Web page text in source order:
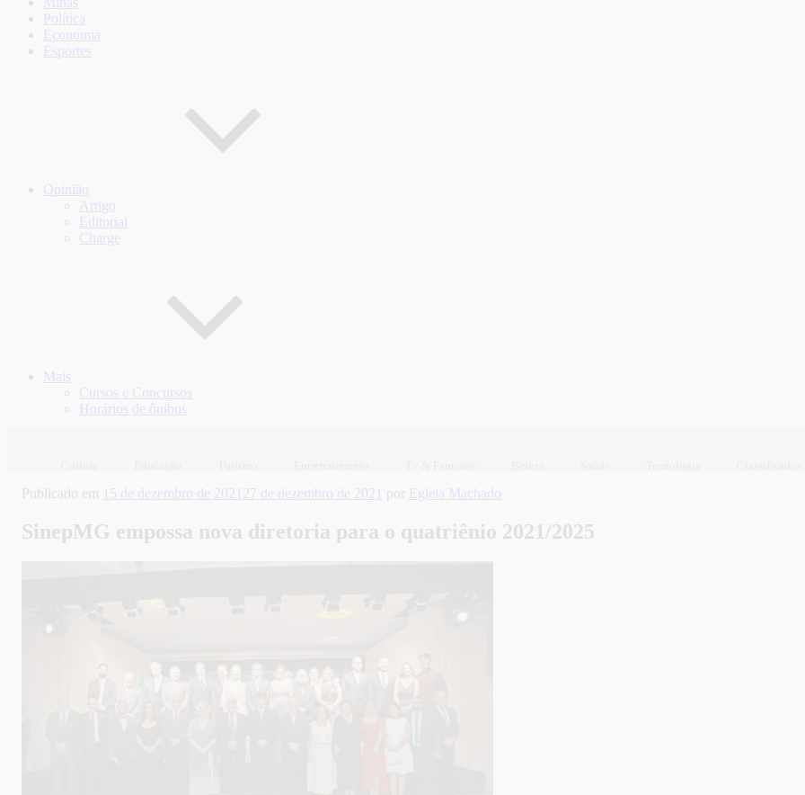
Política
Economia
Esportes
Opinião
Artigo
Editorial
Charge
Mais
Cursos e Concursos
Horários de ônibus
Publicado em 15 de dezembro de 2021 27 de dezembro de 2021 por Egleia Machado
SinepMG empossa nova diretoria para o quatriênio 2021/2025